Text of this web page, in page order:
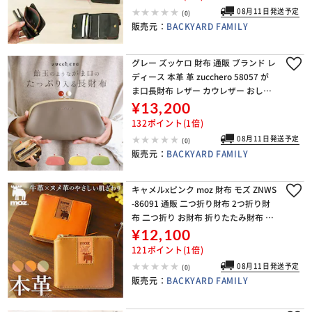
(0) 08月11日発送予定
販売元： BACKYARD FAMILY
グレー ズッケロ 財布 通販 ブランド レ
ディース 本革 革 zucchero 58057 が
ま口長財布 レザー カウレザー おしゃ
れ かわいい サライ 日本製 母の日 プレ
ゼント ギフト
¥13,200
132ポイント(1倍)
(0) 08月11日発送予定
販売元： BACKYARD FAMILY
キャメルxピンク moz 財布 モズ ZNWS
-86091 通販 二つ折り財布 2つ折り財
布 二つ折り お財布 折りたたみ財布 レ
ディース 本革 レザー ボックス型小銭
入れ ラウンドファスナー おしゃ
¥12,100
121ポイント(1倍)
(0) 08月11日発送予定
販売元： BACKYARD FAMILY